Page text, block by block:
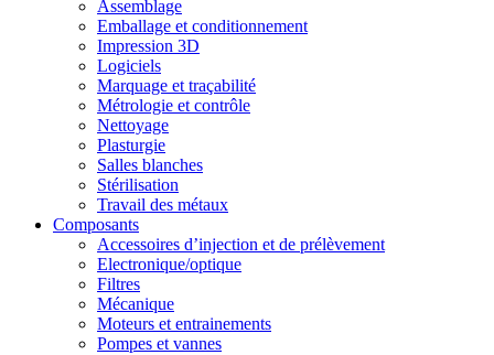
Assemblage
Emballage et conditionnement
Impression 3D
Logiciels
Marquage et traçabilité
Métrologie et contrôle
Nettoyage
Plasturgie
Salles blanches
Stérilisation
Travail des métaux
Composants
Accessoires d’injection et de prélèvement
Electronique/optique
Filtres
Mécanique
Moteurs et entrainements
Pompes et vannes